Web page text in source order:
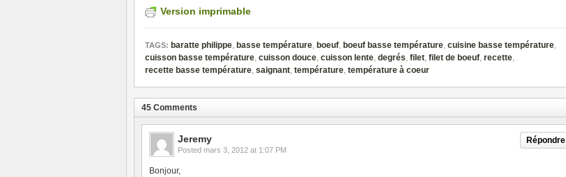
Version imprimable
TAGS: baratte philippe, basse température, boeuf, boeuf basse température, cuisine basse température,
cuisson basse température, cuisson douce, cuisson lente, degrés, filet, filet de boeuf, recette,
recette basse température, saignant, température, température à coeur
45 Comments
Répondre
Jeremy
Posted mars 3, 2012 at 1:07 PM
Bonjour,